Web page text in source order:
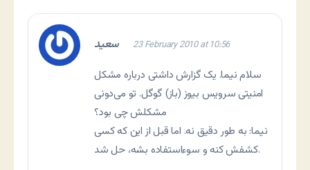
سعيد 23 February 2010 at 10:56
سلام نیما. یک گزارش داشتی درباره مشکل
امنیتی سرویس بیوز (باز) گوگل. تو می‌دونی
مشکلش چی بود؟
نیما: به طور دقیق نه. اما قبل از این که کسی
کشفش کنه و سوءاستفاده بشه، حل شد.